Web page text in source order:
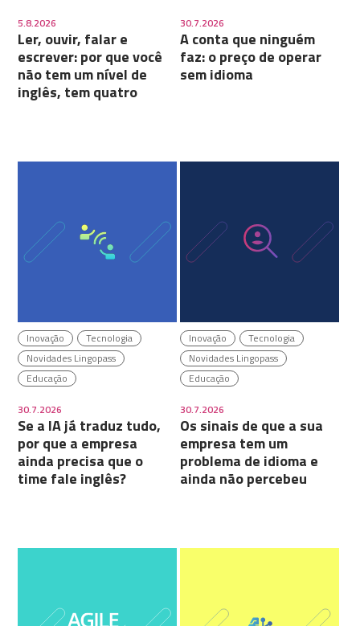
5.8.2026
Ler, ouvir, falar e
escrever: por que você
não tem um nível de
inglês, tem quatro
30.7.2026
A conta que ninguém
faz: o preço de operar
sem idioma
Inovação
Tecnologia
Novidades Lingopass
Educação
30.7.2026
Se a IA já traduz tudo,
por que a empresa
ainda precisa que o
time fale inglês?
Inovação
Tecnologia
Novidades Lingopass
Educação
30.7.2026
Os sinais de que a sua
empresa tem um
problema de idioma e
ainda não percebeu